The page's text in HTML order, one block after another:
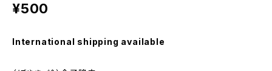
¥500
International shipping available